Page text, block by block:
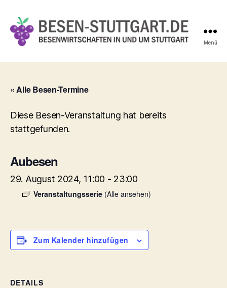
Stuttgart.de
Menü
« Alle Besen-Termine
Diese Besen-Veranstaltung hat bereits
stattgefunden.
Aubesen
29. August 2024, 11:00 - 23:00
Veranstaltungsserie (Alle ansehen)
Zum Kalender hinzufügen
DETAILS